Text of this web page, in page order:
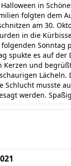
in
folgten dem
am 30.
in die
Sonntag
spukte es auf der
Kerzen und
Lächeln.
Schlucht musste
werden.